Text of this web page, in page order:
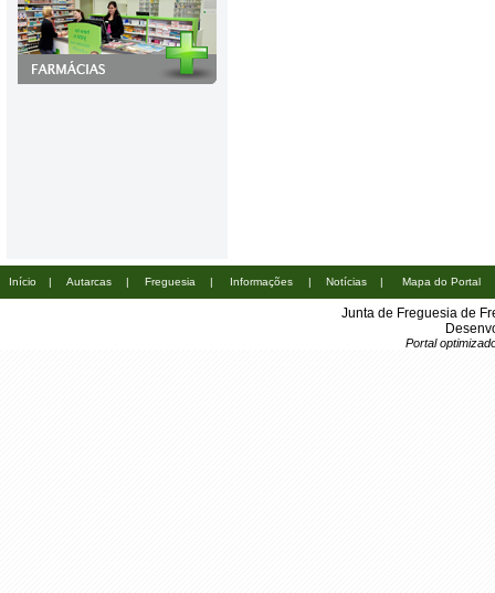
Início | Autarcas | Freguesia | Informações | Notícias | Mapa do Portal
Junta de Freguesia de
Portal